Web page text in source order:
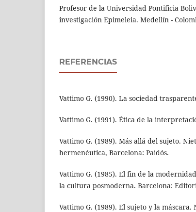
Profesor de la Universidad Pontificia
investigación Epimeleia. Medellín -
REFERENCIAS
Vattimo G. (1990). La sociedad
Vattimo G. (1991). Ética de la
Vattimo G. (1989). Más allá del sujeto.
hermenéutica, Barcelona: Paidós.
Vattimo G. (1985). El fin de la
la cultura posmoderna. Barcelona:
Vattimo G. (1989). El sujeto y la